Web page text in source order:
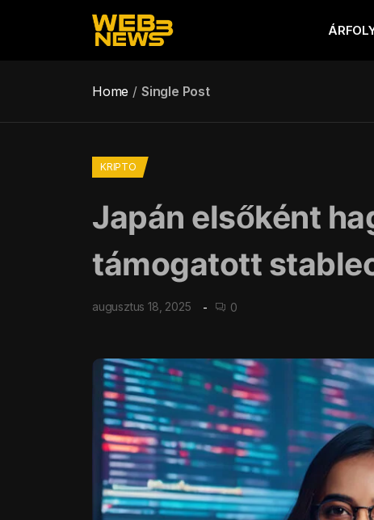
Home Single Post
KRIPTO
Japán elsőként
támogatott
augusztus 18, 2025 0